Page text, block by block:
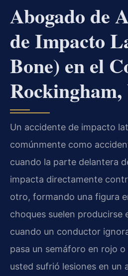
Abogado de
de Impacto
Bone) en el
Un accidente de impacto
comúnmente como
cuando la parte delantera
impacta directamente
otro, formando una figura
choques suelen producirse
cuando un conductor
pasa un semáforo en rojo o
usted sufrió lesiones en un